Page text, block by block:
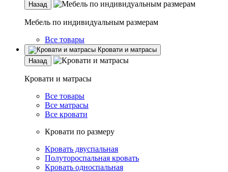
Назад
Мебель по индивидуальным размерам
Все товары
Кровати и матрасы
Назад
Кровати и матрасы
Все товары
Все матрасы
Все кровати
Кровати по размеру
Кровать двуспальная
Полутороспальная кровать
Кровать односпальная